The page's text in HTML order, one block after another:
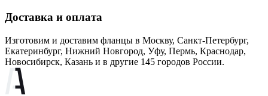
Доставка и оплата
Изготовим и доставим фланцы в Москву, Санкт-Петербург,
Екатеринбург, Нижний Новгород, Уфу, Пермь, Краснодар,
Новосибирск, Казань и в другие 145 городов России.